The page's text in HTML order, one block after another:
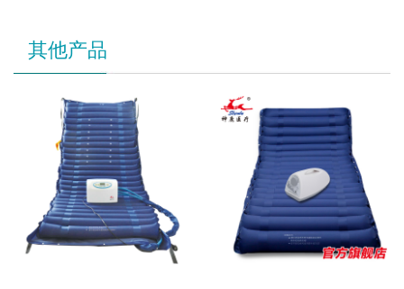
其他产品